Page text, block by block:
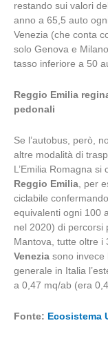
restando sui valori
anno a 65,5 auto
Venezia (che conta
solo Genova e
tasso inferiore a 50
Reggio Emilia
pedonali
Se l’autobus, però,
altre modalità di
L’Emilia Romagna
Reggio Emilia , per
ciclabile
equivalenti ogni 100
nel 2020) di percorsi
Mantova, tutte oltre i
Venezia sono invece
generale in Italia
a 0,47 mq/ab (era
Fonte: Ecosistema